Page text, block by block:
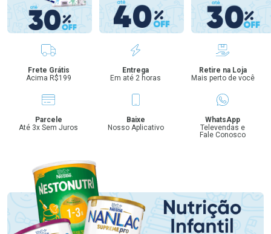
Benefícios
Frete Grátis
Acima R$199
Entrega
Em até 2 horas
Retire na Loja
Mais perto de você
Parcele
Até 3x Sem Juros
Baixe
Nosso Aplicativo
WhatsApp
Televendas e
Fale Conosco